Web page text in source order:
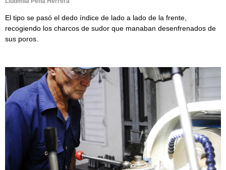
El tipo se pasó el dedo índice de lado a lado de la frente,
recogiendo los charcos de sudor que manaban desenfrenados de
sus poros.